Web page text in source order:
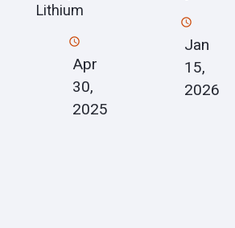
Lithium
Apr
30,
2025
Jan
15,
2026